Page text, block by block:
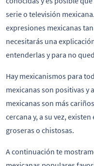
serie o televisión
expresiones mexicanas
necesitarás una
entenderlas y para no
Hay mexicanismos para
mexicanas son positivas y
mexicanas son más
cercana y, a su vez,
groseras o chistosas.
A continuación te